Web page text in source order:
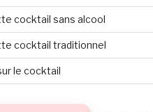
cocktail sans alcool
cocktail traditionnel
le cocktail